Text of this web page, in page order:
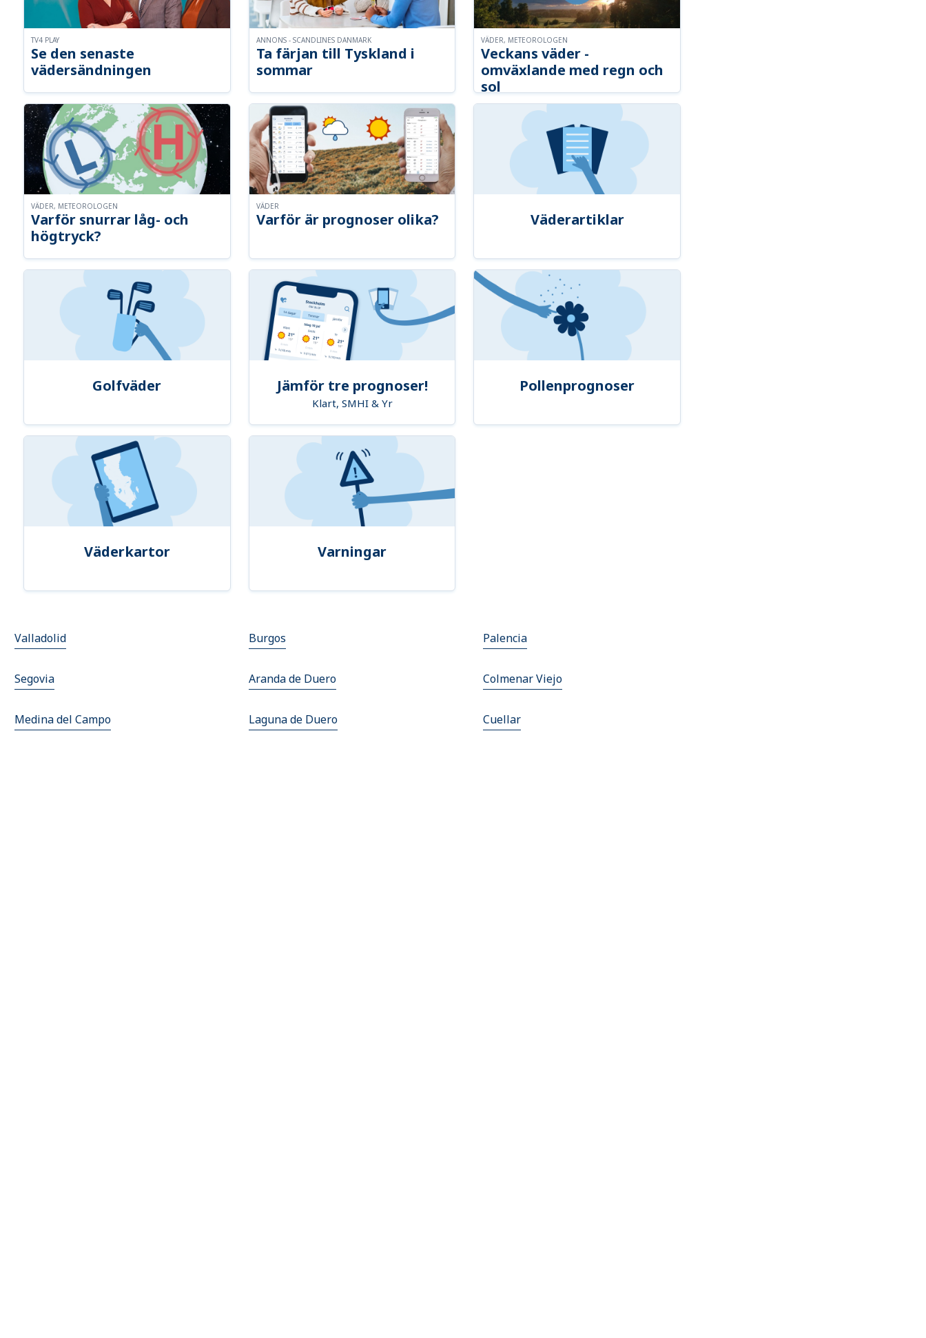
Se den senaste
vädersändningen
TV4 PLAY
Ta färjan till Tyskland i
sommar
ANNONS - SCANDLINES DANMARK
Veckans väder -
omväxlande med regn och
sol
VÄDER, METEOROLOGEN
Varför snurrar låg- och
högtryck?
VÄDER, METEOROLOGEN
Varför är prognoser olika?
VÄDER
Väderartiklar
Golfväder Jämför tre prognoser!
Klart, SMHI & Yr
Pollenprognoser
Väderkartor Varningar
Valladolid Burgos Palencia
Segovia Aranda de Duero Colmenar Viejo
Medina del Campo Laguna de Duero Cuellar